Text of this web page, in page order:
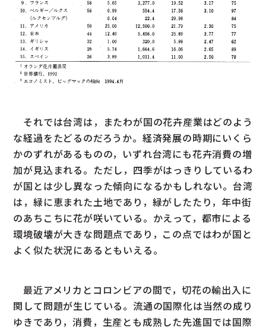
それでは台湾は，またわが国の花卉産業はどのよう
な経過をたどるのだろうか。経済発展の時期にいくら
かのずれがあるものの，いずれ台湾にも花卉消費の増
加が見込まれる。ただし，四季がはっきりしているわ
が国とは少し異なった傾向になるかもしれない。台湾
は，緑に恵まれた土地であり，緑がしたたり，年中街
のあちこちに花が咲いている。かえって，都市による
環境破壊が大きな問題点であり，この点ではわが国と
よく似た状況にあるともいえる。
最近アメリカとコロンビアの間で，切花の輸出入に
関して問題が生じている。流通の国際化は当然の成り
ゆきであり，消費，生産とも成熟した先進国では国際